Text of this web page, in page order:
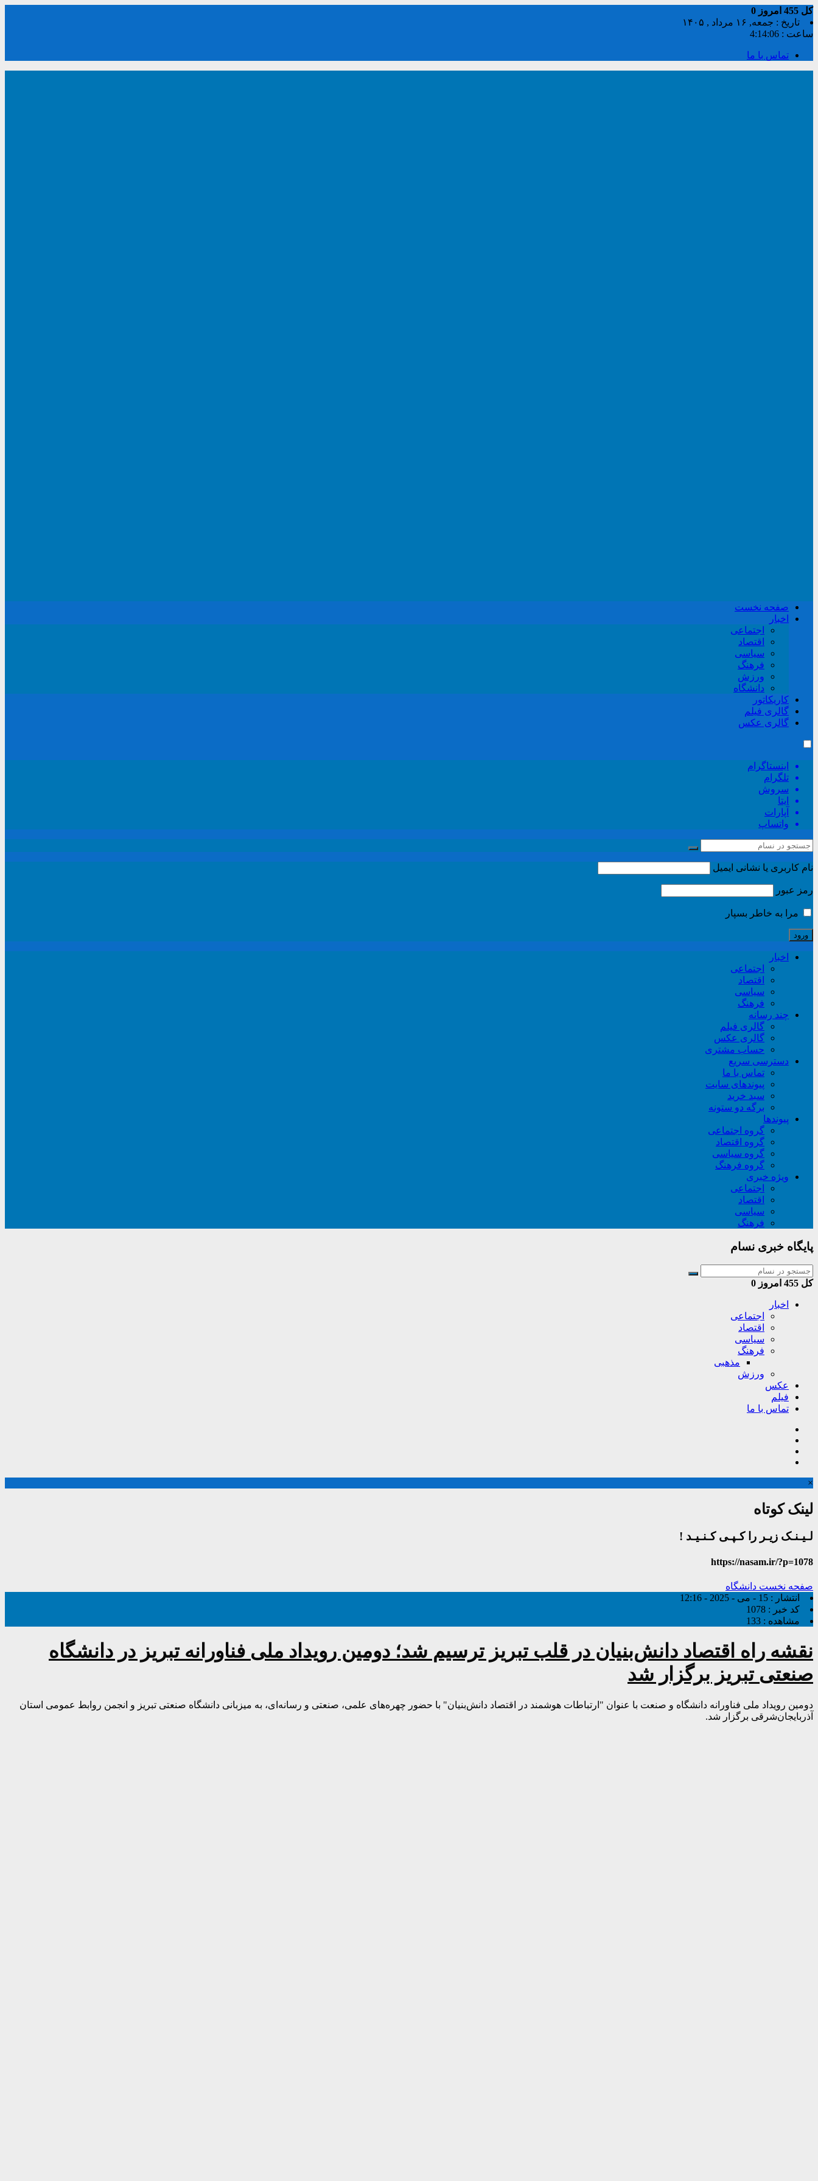
کل امروز 0
تاریخ : جمعه, ۱۶ مرداد , ۱۴۰۵
ساعت : 4:14:07
تماس با ما
صفحه نخست
اخبار
اجتماعی
اقتصاد
سیاسی
فرهنگ
ورزش
دانشگاه
کاریکاتور
گالری فیلم
گالری عکس
اینستاگرام
تلگرام
سروش
ایتا
آپارات
واتساپ
نام کاربری یا نشانی ایمیل
رمز عبور
مرا به خاطر بسپار
اخبار
اجتماعی
اقتصاد
سیاسی
فرهنگ
چند رسانه
گالری فیلم
گالری عکس
حساب مشتری
دسترسی سریع
تماس با ما
پیوندهای سایت
سبد خريد
برگه دو ستونه
پیوندها
گروه اجتماعی
گروه اقتصاد
گروه سیاسی
گروه فرهنگ
ویژه خبری
اجتماعی
اقتصاد
سیاسی
فرهنگ
پایگاه خبری نسام
کل امروز 0
اخبار
اجتماعی
اقتصاد
سیاسی
فرهنگ
مذهبی
ورزش
عکس
فیلم
تماس با ما
×
لینک کوتاه
لـیـنـک زیـر را کـپـی کـنـیـد !
https://nasam.ir/?p=1078
صفحه نخست دانشگاه
انتشار : 15 - می - 2025 - 12:16
کد خبر : 1078
مشاهده : 133
نقشه راه اقتصاد دانش‌بنیان در قلب تبریز ترسیم شد؛ دومین رویداد ملی فناورانه تبریز در دانشگاه
صنعتی تبریز برگزار شد
دومین رویداد ملی فناورانه دانشگاه و صنعت با عنوان "ارتباطات هوشمند در اقتصاد دانش‌بنیان" با حضور چهره‌های علمی، صنعتی و رسانه‌ای، به میزبانی دانشگاه صنعتی تبریز و انجمن روابط عمومی استان
آذربایجان‌شرقی برگزار شد.